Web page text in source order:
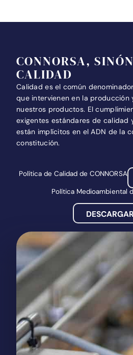
CONNORSA,
CALIDAD
Calidad es el común
que intervienen en la producción
nuestros productos. El
exigentes estándares de calidad
están implícitos en el ADN de la
constitución.
Política de Calidad de CONNORSA
Política Medioambiental